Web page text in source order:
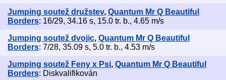
Jumping soutež družstev, Quantum Mr Q Beautiful
Borders: 16/29, 34.16 s, 15.0 tr. b., 4.65 m/s
Jumping soutež dvojic, Quantum Mr Q Beautiful
Borders: 7/28, 35.09 s, 5.0 tr. b., 4.53 m/s
Jumping soutež Feny x Psi, Quantum Mr Q Beautiful
Borders: Diskvalifikován